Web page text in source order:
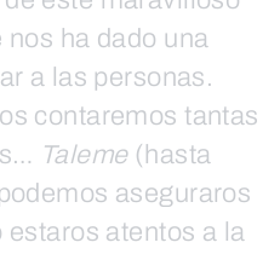
ha dado una
a las personas.
contaremos tantas
Taleme(hasta
aseguraros
estaros atentos a la